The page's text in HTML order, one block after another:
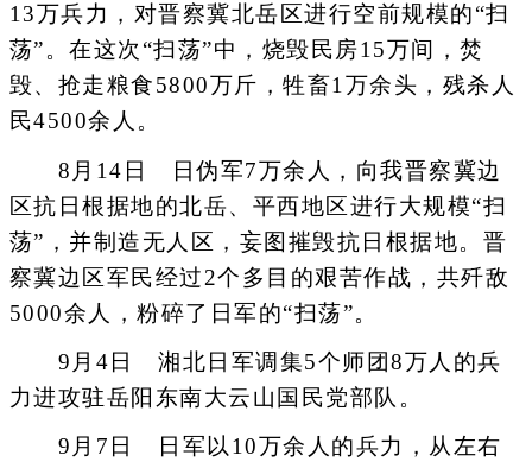
13万兵力，对晋察冀北岳区进行空前规模的“扫
荡”。在这次“扫荡”中，烧毁民房15万间，焚
毁、抢走粮食5800万斤，牲畜1万余头，残杀人
民4500余人。
8月14日 日伪军7万余人，向我晋察冀边
区抗日根据地的北岳、平西地区进行大规模“扫
荡”，并制造无人区，妄图摧毁抗日根据地。晋
察冀边区军民经过2个多目的艰苦作战，共歼敌
5000余人，粉碎了日军的“扫荡”。
9月4日 湘北日军调集5个师团8万人的兵
力进攻驻岳阳东南大云山国民党部队。
9月7日 日军以10万余人的兵力，从左右